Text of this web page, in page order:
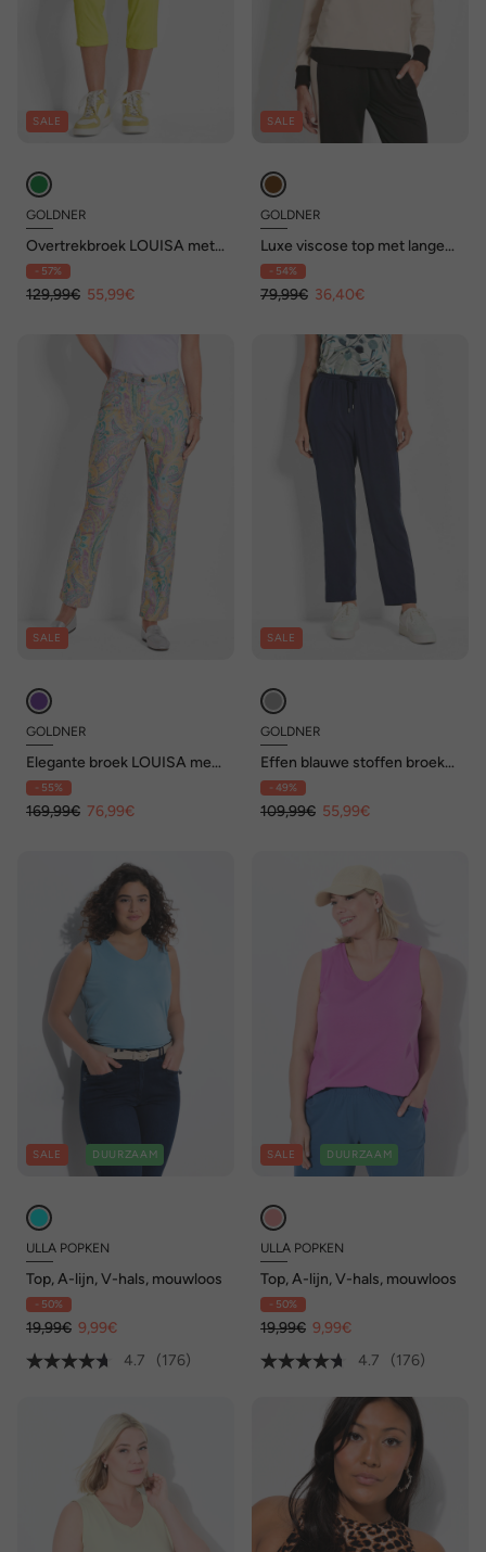
SALE
GOLDNER
Overtrekbroek LOUISA met
stiksels
- 57%
129,99€ 55,99€
SALE
GOLDNER
Luxe viscose top met lange
mouwen
- 54%
79,99€ 36,40€
SALE
GOLDNER
Elegante broek LOUISA met
paisleyprint
- 55%
169,99€ 76,99€
SALE
GOLDNER
Effen blauwe stoffen broek
SARA
- 49%
109,99€ 55,99€
SALE DUURZAAM
ULLA POPKEN
Top, A-lijn, V-hals, mouwloos
- 50%
19,99€ 9,99€
4.7
(176)
SALE DUURZAAM
ULLA POPKEN
Top, A-lijn, V-hals, mouwloos
- 50%
19,99€ 9,99€
4.7
(176)